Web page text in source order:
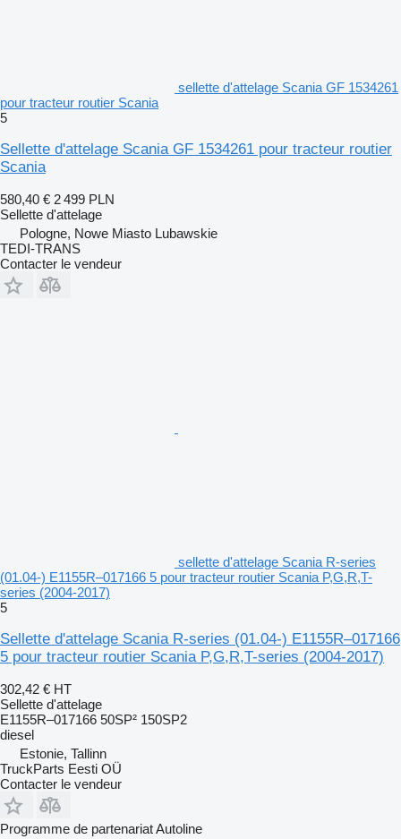
sellette d'attelage Scania GF 1534261
pour tracteur routier Scania
5
Sellette d'attelage Scania GF 1534261 pour tracteur routier
Scania
580,40 € 2 499 PLN
Sellette d'attelage
Pologne, Nowe Miasto Lubawskie
TEDI-TRANS
Contacter le vendeur
sellette d'attelage Scania R-series
(01.04-) E1155R–017166 5 pour tracteur routier Scania P,G,R,T-
series (2004-2017)
5
Sellette d'attelage Scania R-series (01.04-) E1155R–017166
5 pour tracteur routier Scania P,G,R,T-series (2004-2017)
302,42 € HT
Sellette d'attelage
E1155R–017166 50SP² 150SP2
diesel
Estonie, Tallinn
TruckParts Eesti OÜ
Contacter le vendeur
Programme de partenariat Autoline